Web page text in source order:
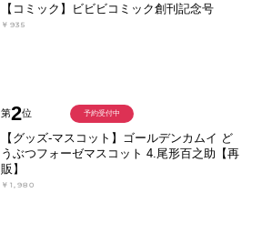
【コミック】ビビビコミック創刊記念号
￥935
第2位
【グッズ-マスコット】ゴールデンカムイ ど
うぶつフォーゼマスコット 4.尾形百之助【再
販】
￥1,980
予約受付中